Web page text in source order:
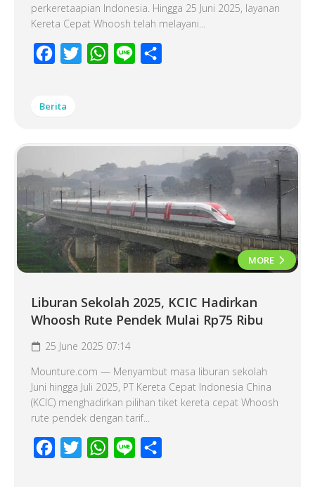
perkeretaapian Indonesia. Hingga 25 Juni 2025, layanan
Kereta Cepat Whoosh telah melayani...
Facebook
Twitter WhatsApp
Line
Berita
MORE
Liburan Sekolah 2025, KCIC Hadirkan
Whoosh Rute Pendek Mulai Rp75 Ribu
25 June 2025 07:14
Mounture.com — Menyambut masa liburan sekolah
Juni hingga Juli 2025, PT Kereta Cepat Indonesia China
(KCIC) menghadirkan pilihan tiket kereta cepat Whoosh
rute pendek dengan tarif...
Facebook
Twitter WhatsApp
Line